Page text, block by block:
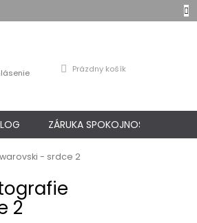
NÁKUPNÝ
Prázdny košík
ZÁRUKA SPOKOJNOSTI
- srdce 2
2